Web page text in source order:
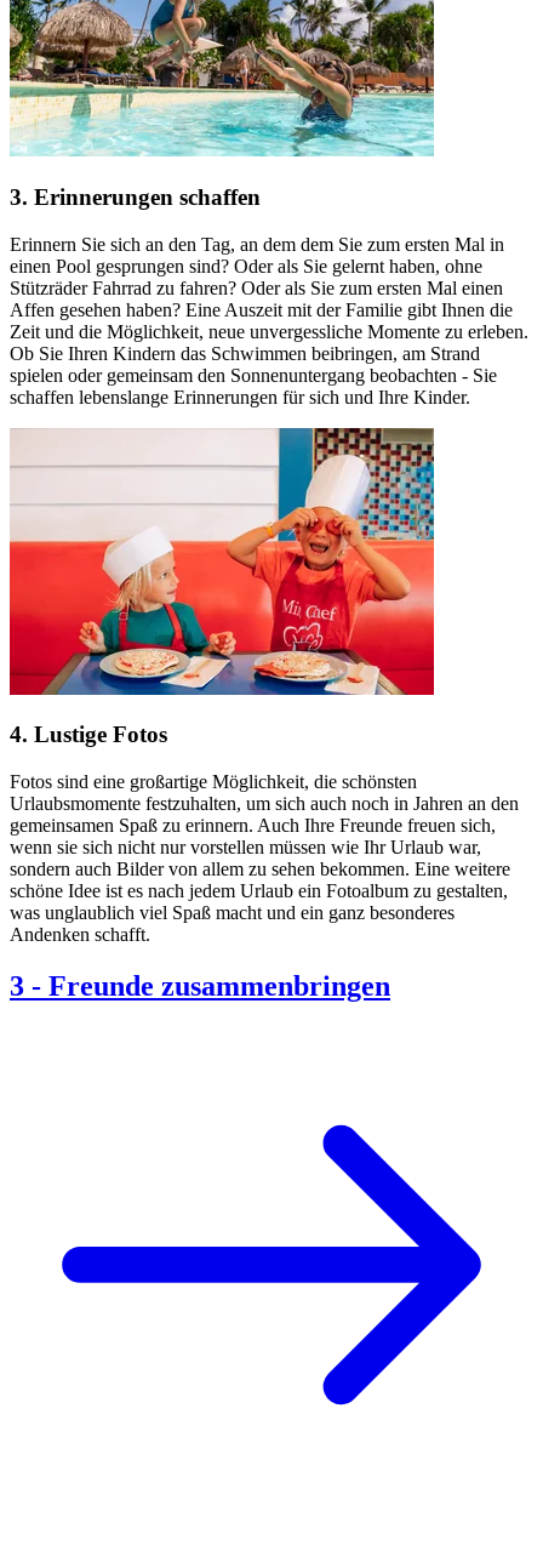
3. Erinnerungen schaffen
Erinnern Sie sich an den Tag, an dem dem Sie zum ersten Mal in
einen Pool gesprungen sind? Oder als Sie gelernt haben, ohne
Stützräder Fahrrad zu fahren? Oder als Sie zum ersten Mal einen
Affen gesehen haben? Eine Auszeit mit der Familie gibt Ihnen die
Zeit und die Möglichkeit, neue unvergessliche Momente zu erleben.
Ob Sie Ihren Kindern das Schwimmen beibringen, am Strand
spielen oder gemeinsam den Sonnenuntergang beobachten - Sie
schaffen lebenslange Erinnerungen für sich und Ihre Kinder.
4. Lustige Fotos
Fotos sind eine großartige Möglichkeit, die schönsten
Urlaubsmomente festzuhalten, um sich auch noch in Jahren an den
gemeinsamen Spaß zu erinnern. Auch Ihre Freunde freuen sich,
wenn sie sich nicht nur vorstellen müssen wie Ihr Urlaub war,
sondern auch Bilder von allem zu sehen bekommen. Eine weitere
schöne Idee ist es nach jedem Urlaub ein Fotoalbum zu gestalten,
was unglaublich viel Spaß macht und ein ganz besonderes
Andenken schafft.
3 - Freunde zusammenbringen